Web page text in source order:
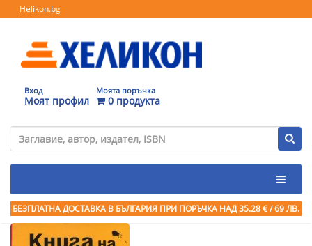
Helikon.bg
Вход
Моят профил
Моята поръчка
0 продукта
БЕЗПЛАТНА ДОСТАВКА В БЪЛГАРИЯ ПРИ ПОРЪЧКА НАД 35.28 € / 69 ЛВ.